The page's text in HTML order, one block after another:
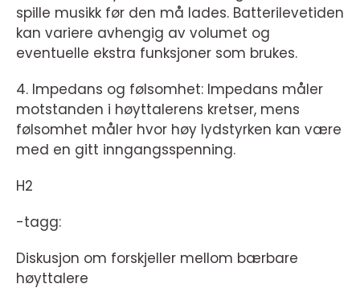
spille musikk før den må lades. Batterilevetiden
kan variere avhengig av volumet og
eventuelle ekstra funksjoner som brukes.
4. Impedans og følsomhet: Impedans måler
motstanden i høyttalerens kretser, mens
følsomhet måler hvor høy lydstyrken kan være
med en gitt inngangsspenning.
H2
-tagg:
Diskusjon om forskjeller mellom bærbare
høyttalere